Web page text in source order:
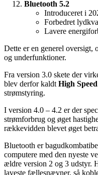
Bluetooth 5.2
Introduceret i
Forbedret
Lavere
Dette er en generel oversigt,
og underfunktioner.
Fra version 3.0 skete der
blev derfor kaldt High Speed
strømstyring.
I version 4.0 – 4.2 er der
strømforbrug og øget
rækkevidden blevet øget
Bluetooth er
computere med den nyeste
ældre version 2 og 3 udstyr.
laveste fællesnævner, så